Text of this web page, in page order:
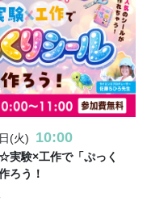
(火) 10:00
実験×工作で「ぷっく
ろう！